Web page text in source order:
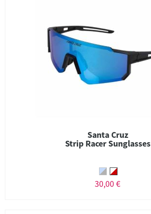
Santa Cruz
Strip Racer Sunglasses
30,00 €